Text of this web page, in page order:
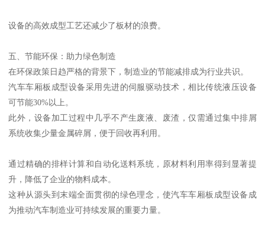
设备的高效成型工艺还减少了板材的浪费。
五、节能环保：助力绿色制造
在环保政策日趋严格的背景下，制造业的节能减排成为行业共识。
汽车车厢板成型设备采用先进的伺服驱动技术，相比传统液压设备
可节能30%以上。
此外，设备加工过程中几乎不产生废液、废渣，仅需通过集中排屑
系统收集少量金属碎屑，便于回收再利用。
通过精确的排样计算和自动化送料系统，原材料利用率得到显著提
升，降低了企业的物料成本。
这种从源头到末端全面贯彻的绿色理念，使汽车车厢板成型设备成
为推动汽车制造业可持续发展的重要力量。